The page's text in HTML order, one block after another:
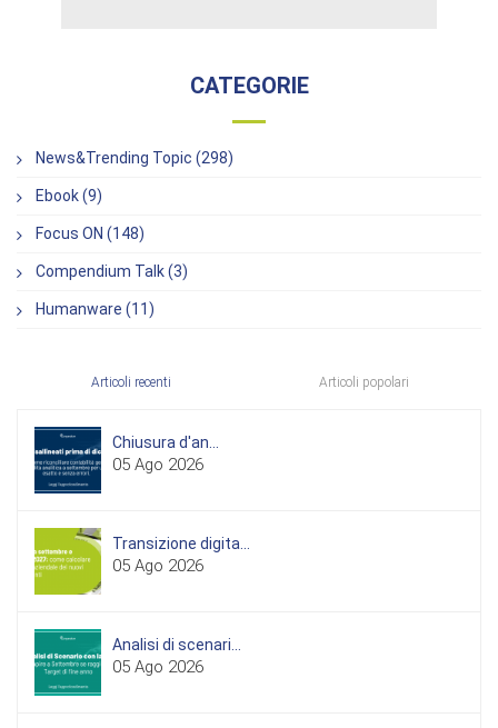
CATEGORIE
News&Trending Topic (298)
Ebook (9)
Focus ON (148)
Compendium Talk (3)
Humanware (11)
Articoli recenti Articoli popolari
Chiusura d'an...
05 Ago 2026
Transizione digita...
05 Ago 2026
Analisi di scenari...
05 Ago 2026